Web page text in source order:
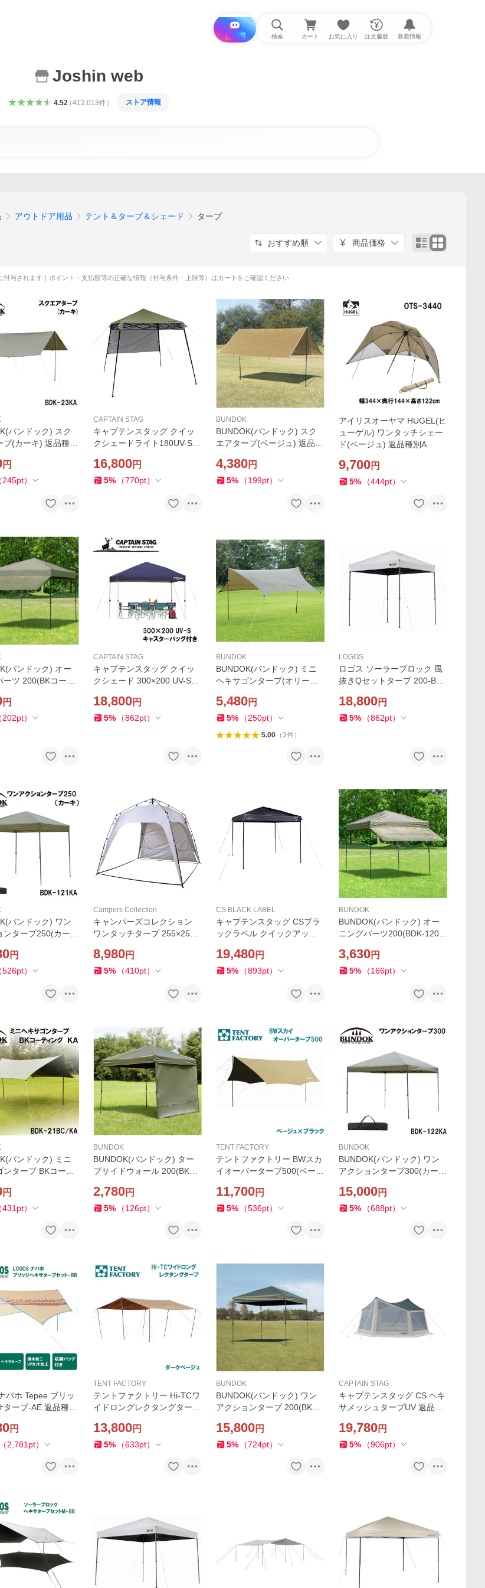
i と探す 検索 カート お気に入り 注文履歴 新着情報
Joshin web
4.52（412,013件） ストア情報
アウトドア用品 テント＆タープ＆シェード タープ
おすすめ順 商品価格
付与されます｜ポイント・支払額等の正確な情報（付与条件・上限等）はカートをご確認ください
バンドック) スク
プ(カーキ) 返品種別
円
245pt）
CAPTAIN STAG
キャプテンスタッグ クイッ
クシェードライト180UV-S
16,800円
5% （770pt）
BUNDOK
BUNDOK(バンドック) スク
エアタープ(ベージュ) 返品種
4,380円
5% （199pt）
アイリスオーヤマ HUGEL(ヒ
ューゲル) ワンタッチシェー
ド(ベージュ) 返品種別A
9,700円
5% （444pt）
バンドック) オー
ーツ 200(BKコーテ
円
202pt）
CAPTAIN STAG
キャプテンスタッグ クイッ
クシェード 300×200 UV-S
別A
18,800円
5% （862pt）
BUNDOK
BUNDOK(バンドック) ミニ
ヘキサゴンタープ(オリーブ
5,480円
5% （250pt）
5.00（3件）
LOGOS
ロゴス ソーラーブロック 風
抜きQセットタープ 200-BG
18,800円
5% （862pt）
バンドック) ワン
ンタープ250(カー
円
526pt）
Campers Collection
キャンパーズコレクション
ワンタッチタープ 255×255c
8,980円
5% （410pt）
CS BLACK LABEL
キャプテンスタッグ CSブラ
ックラベル クイックアップ
19,480円
5% （893pt）
BUNDOK
BUNDOK(バンドック) オー
ニングパーツ200(BDK-120K
用) 返品種別A
3,630円
5% （166pt）
バンドック) ミニ
タープ BKコーテ
円
431 pt）
BUNDOK
BUNDOK(バンドック) ター
プサイドウォール 200(BKコ
2,780円
5% （126pt）
TENT FACTORY
テントファクトリー BWスカ
イオーバータープ500(ベージ
11,700円
5% （536pt）
BUNDOK
BUNDOK(バンドック) ワン
アクションタープ300(カー
15,000円
5% （688pt）
バホ Tepee ブリッ
タープ-AE 返品種別
円
（2,781 pt）
TENT FACTORY
テントファクトリー Hi-TCワ
イドロングレクタングタープ
13,800円
5% （633pt）
BUNDOK
BUNDOK(バンドック) ワン
アクションタープ 200(BKコ
15,800円
5% （724pt）
CAPTAIN STAG
キャプテンスタッグ CS ヘキ
サメッシュタープUV 返品種
19,780円
5% （906pt）